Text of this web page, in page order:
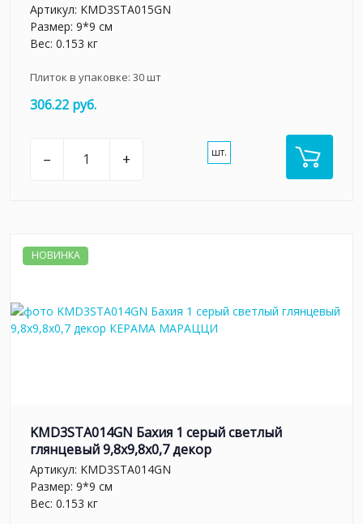
Артикул: KMD3STA015GN
Размер: 9*9 см
Вес: 0.153 кг
Плиток в упаковке: 30шт
306.22 руб.
– + шт.
НОВИНКА
KMD3STA014GN Бахия 1 серый светлый
глянцевый 9,8x9,8x0,7 декор
Артикул: KMD3STA014GN
Размер: 9*9 см
Вес: 0.153 кг